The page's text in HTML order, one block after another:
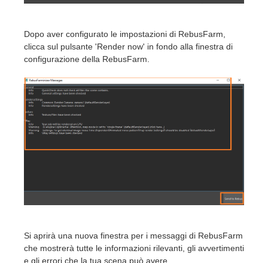
Dopo aver configurato le impostazioni di RebusFarm,
clicca sul pulsante 'Render now' in fondo alla finestra di
configurazione della RebusFarm.
Si aprirà una nuova finestra per i messaggi di RebusFarm
che mostrerà tutte le informazioni rilevanti, gli avvertimenti
e gli errori che la tua scena può avere.